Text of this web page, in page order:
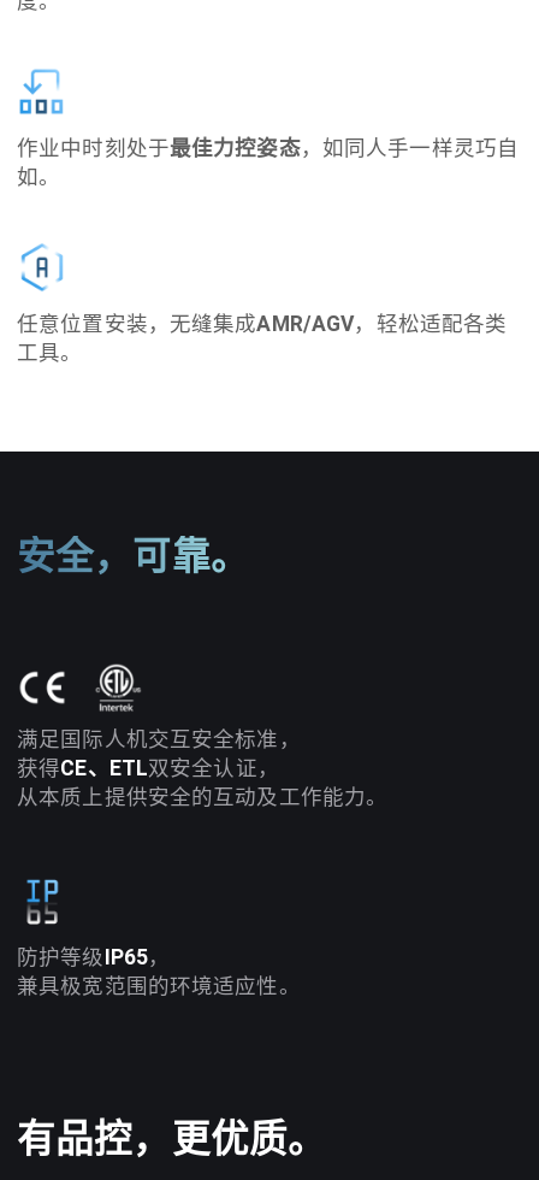
作业中时刻处于最佳力控姿态，如同人手一样灵巧自
如。
任意位置安装，无缝集成AMR/AGV，轻松适配各类
工具。
安全，可靠。
满足国际人机交互安全标准，
获得CE、ETL双安全认证，
从本质上提供安全的互动及工作能力。
防护等级 IP65，
兼具极宽范围的环境适应性。
有品控，更优质。